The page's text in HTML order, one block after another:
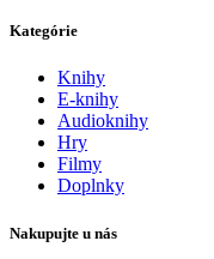
Kategórie
Knihy
E-knihy
Audioknihy
Hry
Filmy
Doplnky
Nakupujte u nás